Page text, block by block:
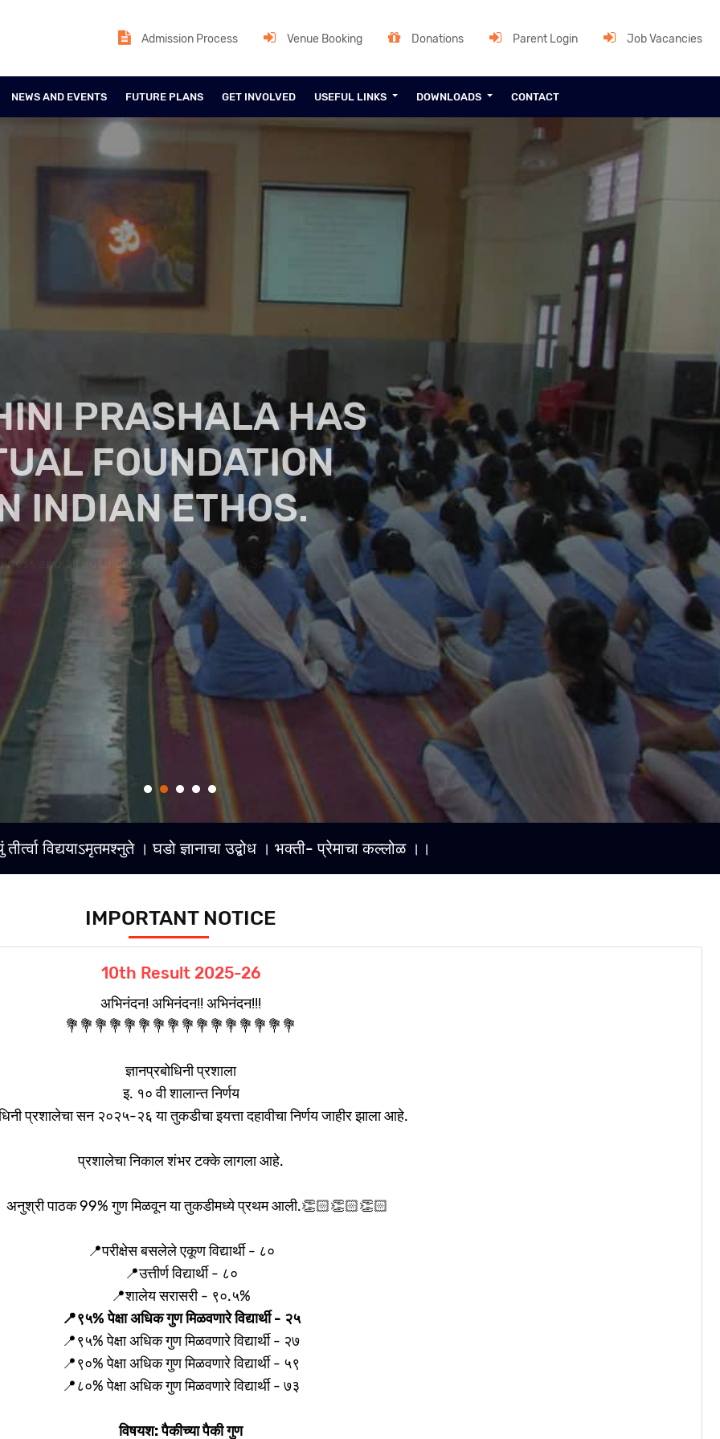
Admission Process Venue Booking Donations Parent Login Job Vacancies
NEWS AND EVENTS FUTURE PLANS GET INVOLVED USEFUL LINKS DOWNLOADS CONTACT
PRASHALA HAS
FOUNDATION
INDIAN ETHOS.
I am Shiva. I am Shiva.
तीर्त्वा विद्ययाऽमृतमश्नुते । घडो ज्ञानाचा उद्बोध । भक्ती- प्रेमाचा कल्लोळ ।।
IMPORTANT NOTICE
10th Result 2025-26
अभिनंदन! अभिनंदन!! अभिनंदन!!!
💐💐💐💐💐💐💐💐💐💐💐💐💐💐💐💐
ज्ञानप्रबोधिनी प्रशाला
इ. १० वी शालान्त निर्णय
प्रशालेचा सन २०२५-२६ या तुकडीचा इयत्ता दहावीचा निर्णय जाहीर झाला आहे.
प्रशालेचा निकाल शंभर टक्के लागला आहे.
अनुश्री पाठक 99% गुण मिळवून या तुकडीमध्ये प्रथम आली.👏🏻👏🏻👏🏻
📍परीक्षेस बसलेले एकूण विद्यार्थी - ८०
📍उत्तीर्ण विद्यार्थी - ८०
📍शालेय सरासरी - ९०.५%
📍९५% पेक्षा अधिक गुण मिळवणारे विद्यार्थी - २५
📍९५% पेक्षा अधिक गुण मिळवणारे विद्यार्थी - २७
📍९०% पेक्षा अधिक गुण मिळवणारे विद्यार्थी - ५९
📍८०% पेक्षा अधिक गुण मिळवणारे विद्यार्थी - ७३
विषयश: पैकीच्या पैकी गुण